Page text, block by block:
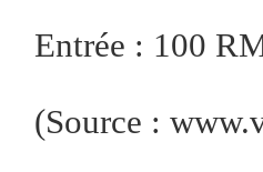
Entrée : 100
(Source :